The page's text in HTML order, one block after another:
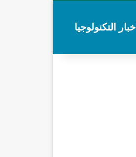
أخبار التكنولوجيا